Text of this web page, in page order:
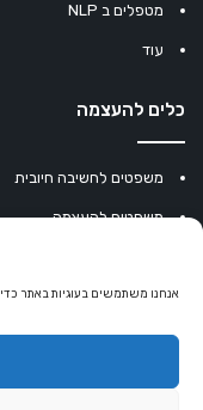
אנחנו משתמשים בעוגיות באתר
מטפלים ב NLP
עוד
כלים להעצמה
משפטים לחשיבה חיובית
משפטים להעצמה
מחשבון נומרולוגיה
קריסטלים למזלות